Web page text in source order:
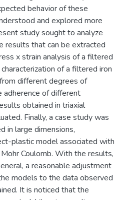
behavior of these
and explored more
study sought to analyze
results that can be extracted
x strain analysis of a filtered
of a filtered iron
different degrees of
adherence of different
obtained in triaxial
Finally, a case study was
in large dimensions,
plastic model associated with
Coulomb. With the results,
a reasonable adjustment
models to the data observed
It is noticed that the